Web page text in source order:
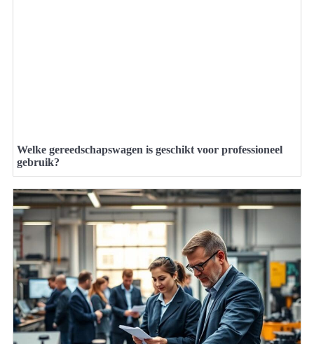
Welke gereedschapswagen is geschikt voor professioneel
gebruik?